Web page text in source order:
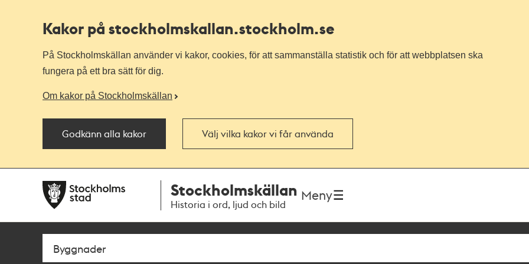
Kakor på stockholmskallan.stockholm.se
På Stockholmskällan använder vi kakor, cookies, för att sammanställa statistik och för att webbplatsen ska
fungera på ett bra sätt för dig.
Om kakor på Stockholmskällan
Godkänn alla kakor Välj vilka kakor vi får använda
navigationen
huvudinnehållet
Stockholmskällan
Historia i ord, ljud och bild
Meny
Sök